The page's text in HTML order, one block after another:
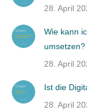
28. April
Wie kann
umsetzen?
28. April
Ist die
28. April